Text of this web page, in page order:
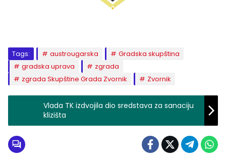
Tags: austrougarska
Gradska skupština
gradska uprava
zgrada
zgrada Skupštine Grada Zvornik
Zvornik
Vlada TK izdvojila dio sredstava za sanaciju
klizišta